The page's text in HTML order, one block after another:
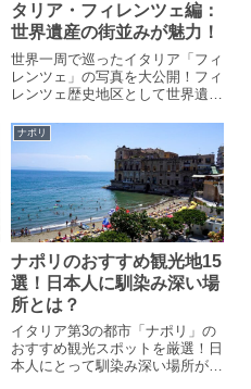
タリア・フィレンツェ編：
世界遺産の街並みが魅力！
世界一周で巡ったイタリア「フィ
レンツェ」の写真を大公開！フィ
レンツェ歴史地区として世界遺産
「アルノ川右岸」、「アルノ川左
岸」に分けてお届け！
ナポリ
ナポリのおすすめ観光地15
選！日本人に馴染み深い場
所とは？
イタリア第3の都市「ナポリ」の
おすすめ観光スポットを厳選！日
本人にとって馴染み深い場所があ